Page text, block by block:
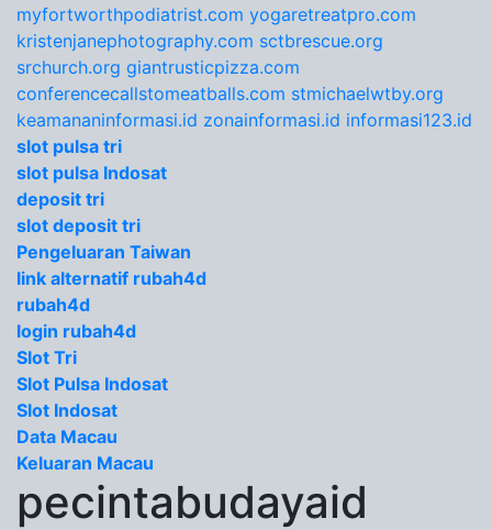
myfortworthpodiatrist.com yogaretreatpro.com
kristenjanephotography.com sctbrescue.org
srchurch.org giantrusticpizza.com
conferencecallstomeatballs.com stmichaelwtby.org
keamananinformasi.id zonainformasi.id informasi123.id
slot pulsa tri
slot pulsa Indosat
deposit tri
slot deposit tri
Pengeluaran Taiwan
link alternatif rubah4d
rubah4d
login rubah4d
Slot Tri
Slot Pulsa Indosat
Slot Indosat
Data Macau
Keluaran Macau
pecintabudayaid